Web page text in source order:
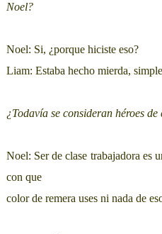
Noel?
Noel: Si, ¿porque hiciste eso?
Liam: Estaba hecho mierda,
¿Todavía se consideran héroes
Noel: Ser de clase trabajadora es
con que
color de remera uses ni nada de